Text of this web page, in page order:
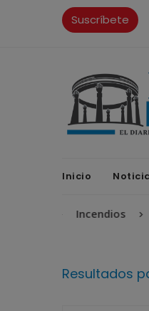
Suscríbete
Inicio
Incendios
Resultados